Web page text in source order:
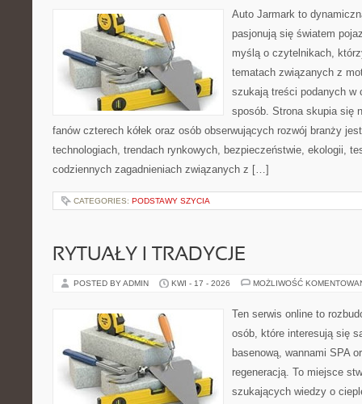
Auto Jarmark to
pasjonują się światem
myślą o czytelnikach,
tematach związanych z
szukają treści podanych w
sposób. Strona skupia się
fanów czterech kółek oraz osób obserwujących rozwój branży
technologiach, trendach rynkowych, bezpieczeństwie, ekologii,
codziennych zagadnieniach związanych z […]
CATEGORIES: PODSTAWY SZYCIA
RYTUAŁY I TRADYCJE
POSTED BY ADMIN KWI - 17 - 2026 MOŻLIWOŚĆ
Ten serwis online to
osób, które interesują się
basenową, wannami SPA
regeneracją. To miejsce
szukających wiedzy o